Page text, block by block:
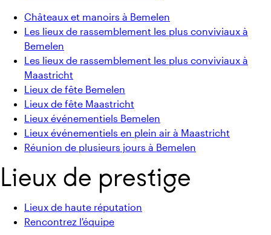
Châteaux et manoirs à Bemelen
Les lieux de rassemblement les plus conviviaux à
Bemelen
Les lieux de rassemblement les plus conviviaux à
Maastricht
Lieux de fête Bemelen
Lieux de fête Maastricht
Lieux événementiels Bemelen
Lieux événementiels en plein air à Maastricht
Réunion de plusieurs jours à Bemelen
Lieux de prestige
Lieux de haute réputation
Rencontrez l'équipe